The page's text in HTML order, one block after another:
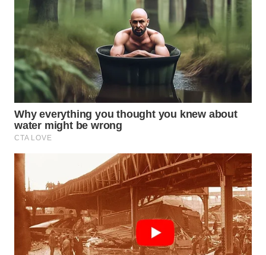
CIANJUR
WN
KEPULAUAN
SERIBU
WN
TANGERANG
BINJAI
WN
CIREBON
WN